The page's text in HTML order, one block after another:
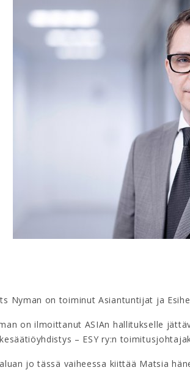
Nyman on toiminut Asiantuntijat ja
on ilmoittanut ASIAn hallitukselle
– ESY ry:n
jo tässä vaiheessa kiittää Matsia